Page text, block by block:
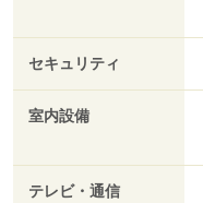
セキュリティ
室内設備
テレビ・通信